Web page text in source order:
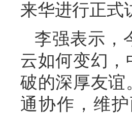
来华进行正式
李强表示，
云如何变幻
破的深厚友谊
通协作，维